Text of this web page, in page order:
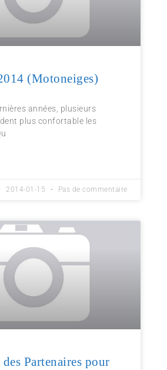
(Motoneiges)
années, plusieurs
plus confortable les
2014-01-15 Pas de commentaire
Partenaires pour